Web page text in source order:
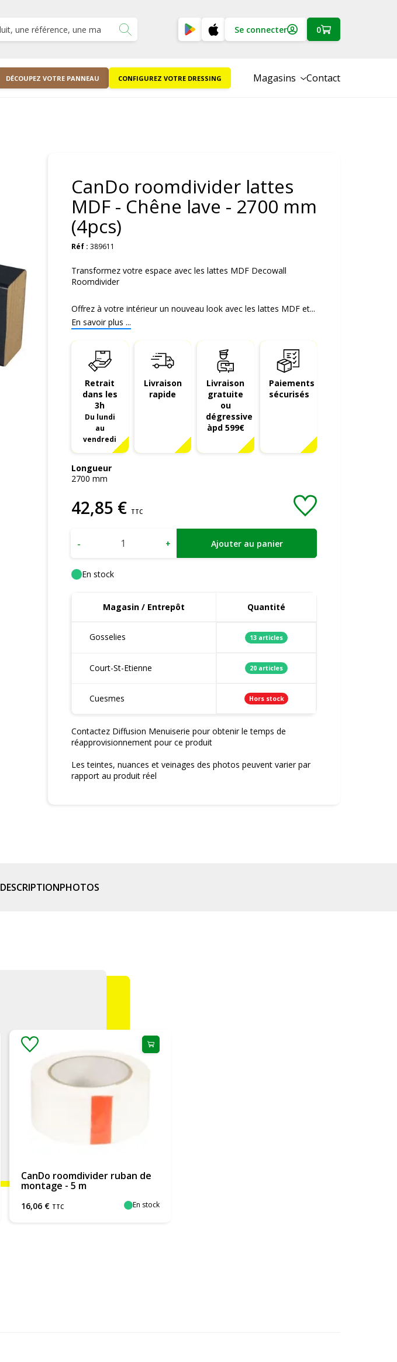
Se connecter 0
DÉCOUPEZ VOTRE PANNEAU CONFIGUREZ VOTRE DRESSING Magasins Contact
CanDo roomdivider lattes
MDF - Chêne lave - 2700 mm
(4pcs)
Réf : 389611
Transformez votre espace avec les lattes MDF Decowall
Roomdivider
Offrez à votre intérieur un nouveau look avec les lattes MDF et...
En savoir plus ...
Retrait
dans les
3h
Du lundi
au
vendredi
Livraison
rapide
Livraison
gratuite
ou
dégressive
àpd 599€
Paiements
sécurisés
Longueur
2700 mm
42,85 € TTC
- + Ajouter au panier
En stock
Magasin / Entrepôt Quantité
Gosselies 13 articles
Court-St-Etienne 20 articles
Cuesmes Hors stock
Contactez Diffusion Menuiserie pour obtenir le temps de
réapprovisionnement pour ce produit
Les teintes, nuances et veinages des photos peuvent varier par
rapport au produit réel
DESCRIPTIONPHOTOS
CanDo roomdivider ruban de
montage - 5 m
16,06 € TTC En stock